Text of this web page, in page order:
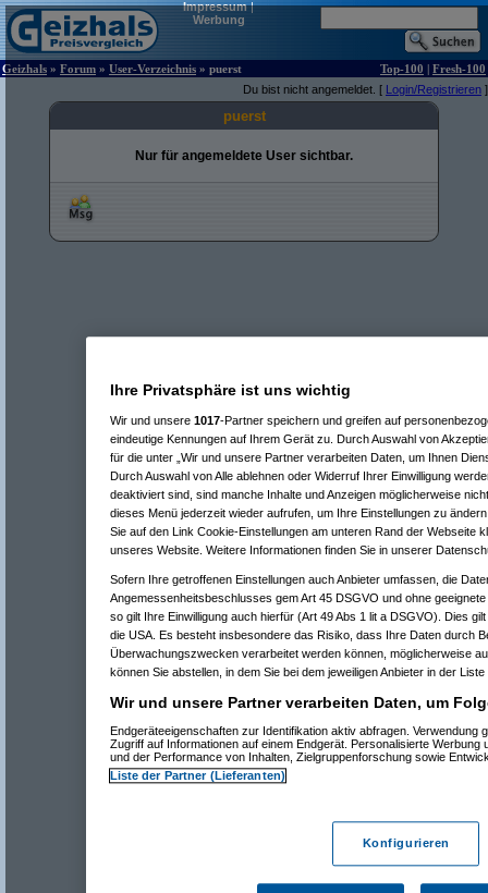
Impressum|
Werbung
Geizhals » Forum » User-Verzeichnis » puerst Top-100 | Fresh-100
Du bist nicht angemeldet. [ Login/Registrieren ]
puerst
Nur für angemeldete User sichtbar.
Ihre Privatsphäre ist uns wichtig
Wir und unsere 1017-Partner speichern und greifen auf
eindeutige Kennungen auf Ihrem Gerät zu. Durch Auswahl von
für die unter „Wir und unsere Partner verarbeiten Daten, um Ihnen
Durch Auswahl von Alle ablehnen oder Widerruf Ihrer Einwilligung
deaktiviert sind, sind manche Inhalte und Anzeigen möglicherweise
dieses Menü jederzeit wieder aufrufen, um Ihre Einstellungen zu
Sie auf den Link Cookie-Einstellungen am unteren Rand der Webseite
unseres Website. Weitere Informationen finden Sie in unserer
Sofern Ihre getroffenen Einstellungen auch Anbieter umfassen, die
Angemessenheitsbeschlusses gem Art 45 DSGVO und ohne
so gilt Ihre Einwilligung auch hierfür (Art 49 Abs 1 lit a DSGVO). Dies
die USA. Es besteht insbesondere das Risiko, dass Ihre Daten durch
Überwachungszwecken verarbeitet werden können, möglicherweise
können Sie abstellen, in dem Sie bei dem jeweiligen Anbieter in der
Wir und unsere Partner verarbeiten Daten, um
Endgeräteeigenschaften zur Identifikation aktiv abfragen. Verwendung
Zugriff auf Informationen auf einem Endgerät. Personalisierte Werbung
und der Performance von Inhalten, Zielgruppenforschung sowie
Liste der Partner (Lieferanten)
Konfigurieren